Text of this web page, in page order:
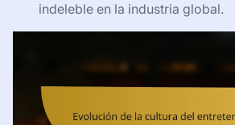
indeleble en la industria global.